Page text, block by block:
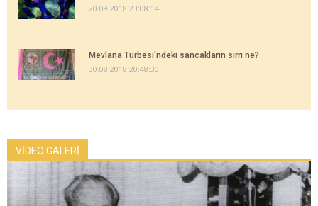
20.09.2018 23:08:14
Mevlana Türbesi'ndeki sancakların sırrı ne?
30.08.2018 20:48:30
VİDEO GALERİ